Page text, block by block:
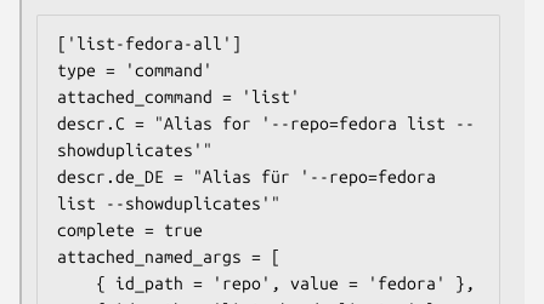
['list-fedora-all']
type = 'command'
attached_command = 'list'
descr.C = "Alias for '--repo=fedora list --
showduplicates'"
descr.de_DE = "Alias für '--repo=fedora
list --showduplicates'"
complete = true
attached_named_args = [